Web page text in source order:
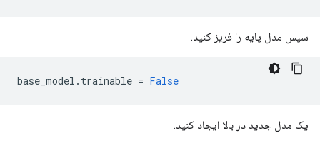
سپس مدل پایه را فریز کنید.
base_model . trainable = False
یک مدل جدید در بالا ایجاد کنید.